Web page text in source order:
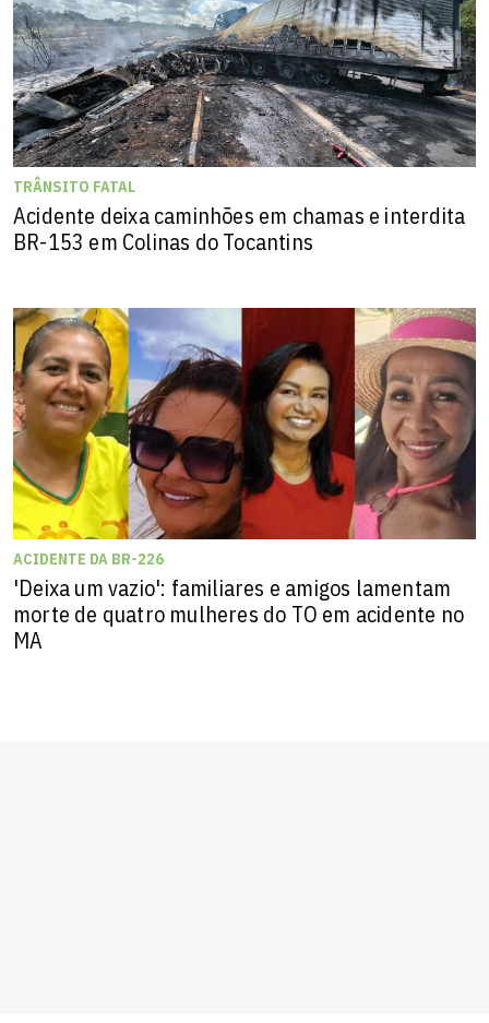
TRÂNSITO FATAL
Acidente deixa caminhões em chamas e interdita
BR-153 em Colinas do Tocantins
ACIDENTE DA BR-226
'Deixa um vazio': familiares e amigos lamentam
morte de quatro mulheres do TO em acidente no
MA